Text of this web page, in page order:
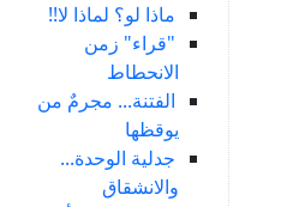
ماذا لو؟ لماذا لا!!
"قراء" زمن
الانحطاط
الفتنة... مجرمٌ من
يوقظها
جدلية الوحدة...
والانشقاق